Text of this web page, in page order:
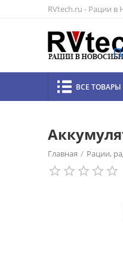
RVtech.ru - Рации в
ВСЕ ТОВАРЫ
Главная / Рации,